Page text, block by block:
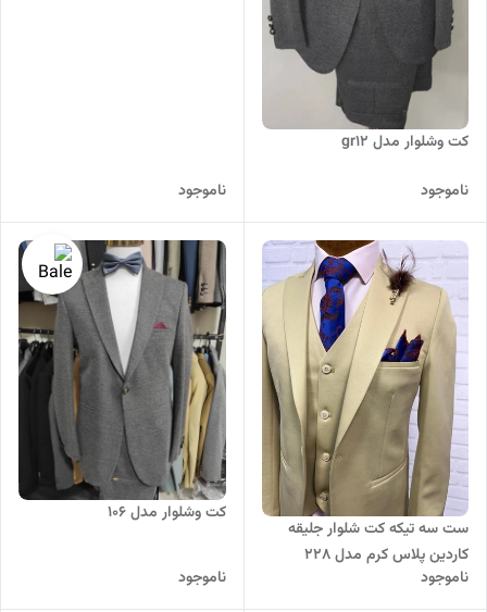
کت وشلوار مدل gr12
ناموجود ناموجود
ست سه تیکه کت شلوار جلیقه
کاردین پلاس کرم مدل 228
ناموجود
کت وشلوار مدل 106
ناموجود